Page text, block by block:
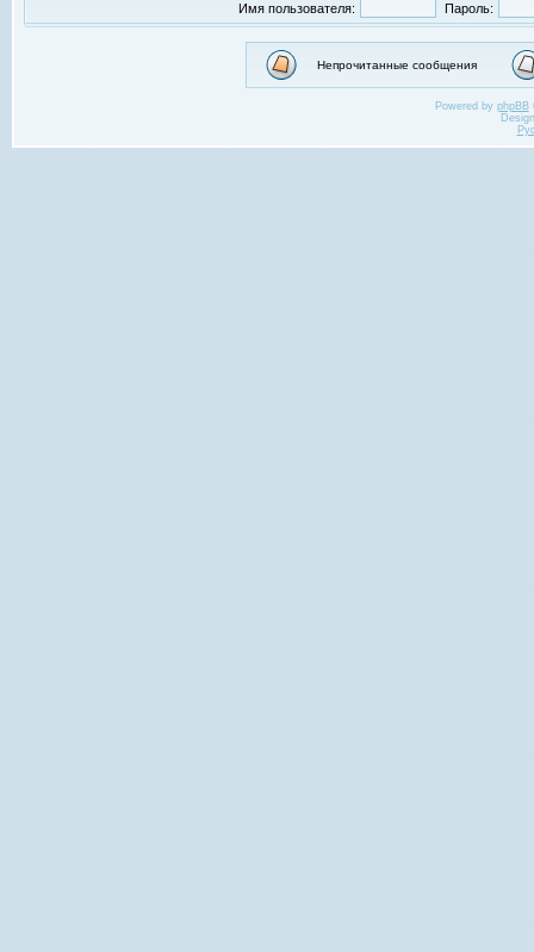
Имя пользователя: Пароль:
Непрочитанные сообщения
Powered by phpBB